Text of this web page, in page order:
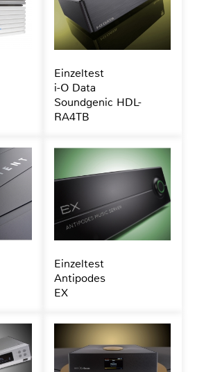
Einzeltest
i-O Data
Soundgenic HDL-
RA4TB
Einzeltest
Antipodes
EX